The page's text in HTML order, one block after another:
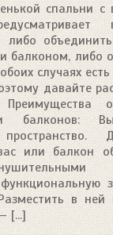
спальни с
либо
балконом, либо
случаях
давайте
балконов:
пространство.
или балкон
функциональную
в
[...]